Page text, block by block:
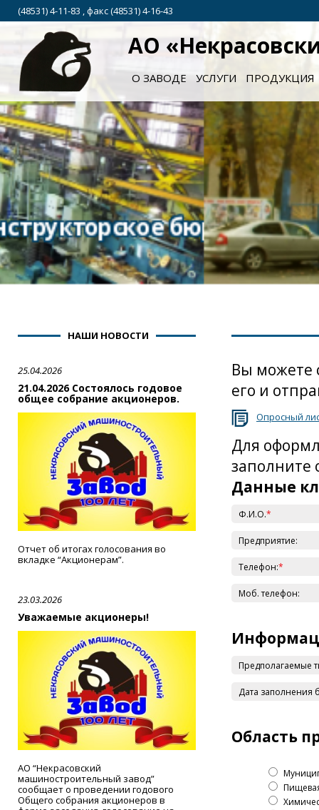
(48531) 4-11-83 , факс (48531) 4-16-43
АО
О ЗАВОДЕ УСЛУГИ ПРОДУКЦИЯ
НАШИ НОВОСТИ
25.04.2026
21.04.2026 Состоялось годовое
общее собрание акционеров.
Отчет об итогах голосования во
вкладке “Акционерам”.
23.03.2026
Уважаемые акционеры!
АО “Некрасовский
машиностроительный завод”
сообщает о проведении годового
Общего собрания акционеров в
Вы можете
его и
Опросный
Для
заполните
Данные
Ф.И.О.*
Предприятие:
Телефон:*
Моб. телефон:
Предполагаемые
Дата заполнения
Область